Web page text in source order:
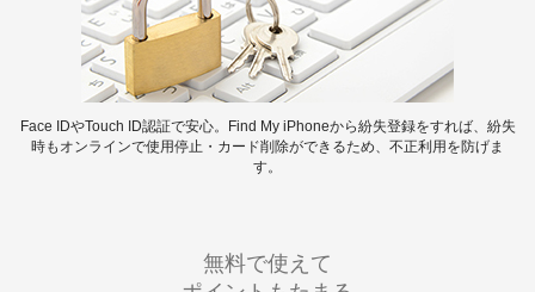
Face IDやTouch ID認証で安心。Find My iPhoneから紛失登録をすれば、紛失
時もオンラインで使用停止・カード削除ができるため、不正利用を防げま
す。
無料で使えて